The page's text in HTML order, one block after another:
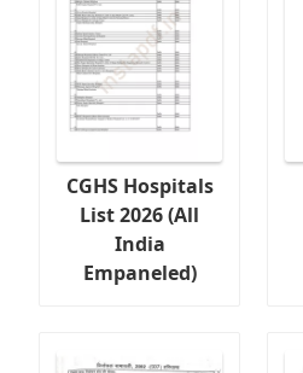
CGHS Hospitals
List 2026 (All
India
Empaneled)